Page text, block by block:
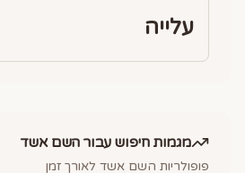
עלייה
מגמות חיפוש עבור השםאשד
פופולריות השם אשד לאורך זמן